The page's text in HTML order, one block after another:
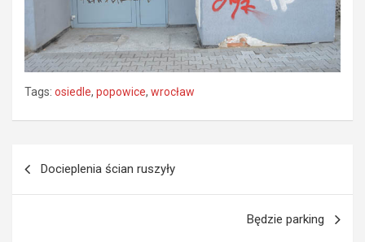
Tags: osiedle, popowice, wrocław
Docieplenia ścian ruszyły
Będzie parking